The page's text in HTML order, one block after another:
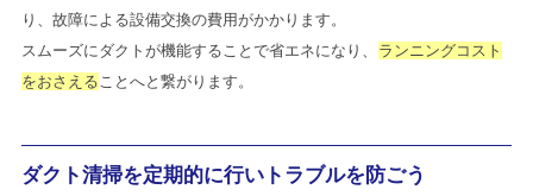
り、故障による設備交換の費用がかかります。
スムーズにダクトが機能することで省エネになり、 ランニングコスト
をおさえることへと繋がります。
ダクト清掃を定期的に行いトラブルを防ごう